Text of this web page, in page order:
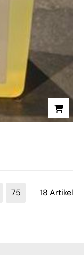
18 Artikel
75